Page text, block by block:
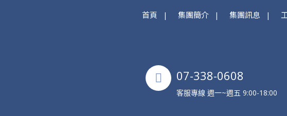
首頁 集團簡介 集團訊息
07-338-0608
客服專線 週一~週五 9:00-18:00